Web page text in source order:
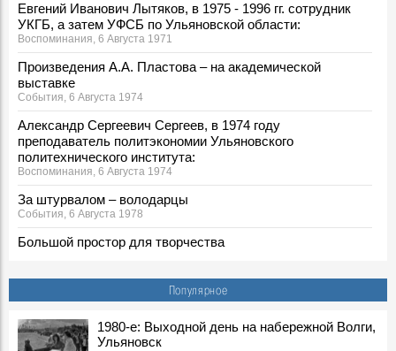
Евгений Иванович Лытяков, в 1975 - 1996 гг. сотрудник
УКГБ, а затем УФСБ по Ульяновской области:
Воспоминания, 6 Августа 1971
Произведения А.А. Пластова – на академической
выставке
События, 6 Августа 1974
Александр Сергеевич Сергеев, в 1974 году
преподаватель политэкономии Ульяновского
политехнического института:
Воспоминания, 6 Августа 1974
За штурвалом – володарцы
События, 6 Августа 1978
Большой простор для творчества
Георгий Иванович Марчук ответил на вопросы
корреспондента «Ульяновской правды»
***
Популярное
1980-е: Выходной день на набережной Волги,
Ульяновск